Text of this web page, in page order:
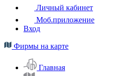
Личный кабинет
Моб.приложение
Вход
Фирмы на карте
Главная